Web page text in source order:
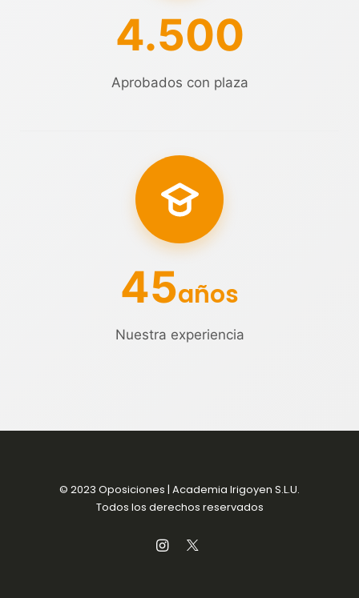
4.500
Aprobados con plaza
45años
Nuestra experiencia
© 2023 Oposiciones | Academia Irigoyen S.L.U.
Todos los derechos reservados